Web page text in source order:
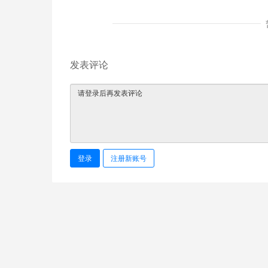
发表评论
登录 注册新账号